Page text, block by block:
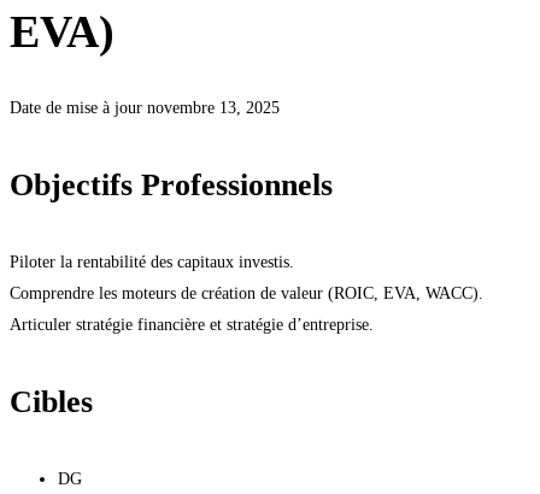
EVA)
Date de mise à jour novembre 13, 2025
Objectifs Professionnels
Piloter la rentabilité des capitaux investis.
Comprendre les moteurs de création de valeur (ROIC, EVA, WACC).
Articuler stratégie financière et stratégie d’entreprise.
Cibles
DG